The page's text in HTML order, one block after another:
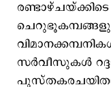
സർവീസുകൾ